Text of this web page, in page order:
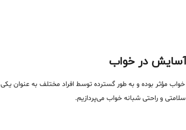
در خواب
مؤثر بوده و به طور گسترده توسط افراد مختلف به عنوان یکی
سلامتی و راحتی شبانه خواب می‌پردازیم.